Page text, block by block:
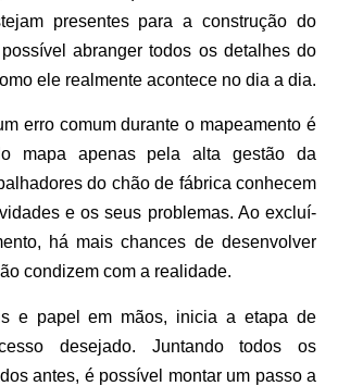
presentes para a construção do
abranger todos os detalhes do
ele realmente acontece no dia a dia.
erro comum durante o mapeamento é
mapa apenas pela alta gestão da
do chão de fábrica conhecem
e os seus problemas. Ao excluí-
há mais chances de desenvolver
condizem com a realidade.
e papel em mãos, inicia a etapa de
desejado. Juntando todos os
antes, é possível montar um passo a